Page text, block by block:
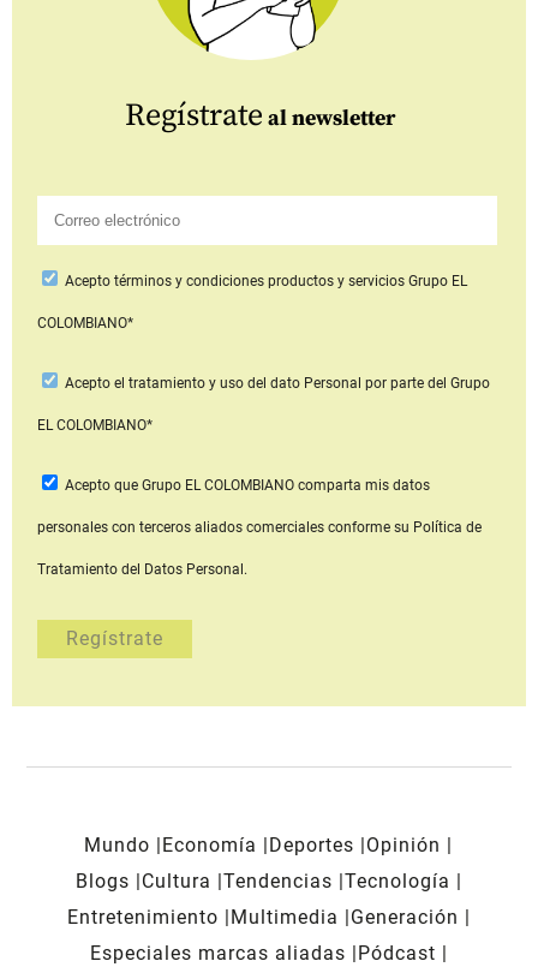
Regístrate al newsletter
Aceptotérminos y condiciones productos y serviciosGrupo EL
COLOMBIANO*
Acepto el tratamiento y uso del dato Personal por parte del Grupo
EL COLOMBIANO*
Acepto que Grupo EL COLOMBIANOcomparta mis datos
personales con terceros aliados comerciales conforme su Política de
Tratamiento del Datos Personal.
Mundo Economía Deportes
Opinión
Blogs
Cultura Tendencias Tecnología
Entretenimiento
Multimedia
Generación
Especiales marcas aliadas
Pódcast